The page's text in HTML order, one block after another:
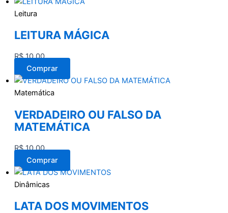
Leitura
LEITURA MÁGICA
R$10,00
Comprar
Matemática
VERDADEIRO OU FALSO DA
MATEMÁTICA
R$10,00
Comprar
Dinâmicas
LATA DOS MOVIMENTOS